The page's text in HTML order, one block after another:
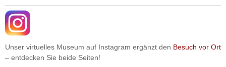
Unser virtuelles Museum auf Instagram ergänzt den Besuch vor Ort
– entdecken Sie beide Seiten!